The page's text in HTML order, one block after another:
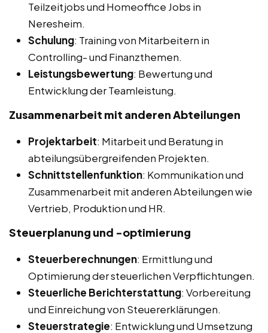
Teilzeitjobs und Homeoffice Jobs in
Neresheim.
Schulung: Training von Mitarbeitern in
Controlling- und Finanzthemen.
Leistungsbewertung: Bewertung und
Entwicklung der Teamleistung.
Zusammenarbeit mit anderen Abteilungen
Projektarbeit: Mitarbeit und Beratung in
abteilungsübergreifenden Projekten.
Schnittstellenfunktion: Kommunikation und
Zusammenarbeit mit anderen Abteilungen wie
Vertrieb, Produktion und HR.
Steuerplanung und -optimierung
Steuerberechnungen: Ermittlung und
Optimierung der steuerlichen Verpflichtungen.
Steuerliche Berichterstattung: Vorbereitung
und Einreichung von Steuererklärungen.
Steuerstrategie: Entwicklung und Umsetzung